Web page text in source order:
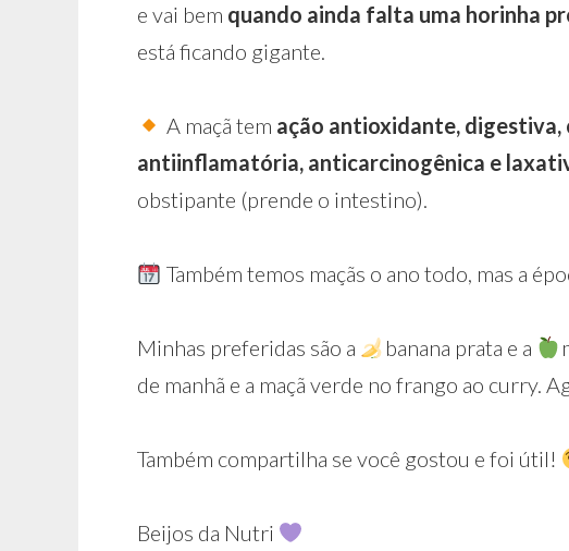
e vai bem quando ainda falta uma horinha
está ficando gigante. ⁣
A maçã tem ação antioxidante,
antiinflamatória, anticarcinogênica e
obstipante (prende o intestino). ⁣
Também temos maçãs o ano todo, mas a
Minhas preferidas são a banana prata e a
de manhã e a maçã verde no frango ao curry.
Também compartilha se você gostou e foi útil!
Beijos da Nutri